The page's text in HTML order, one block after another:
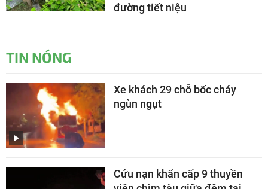
đường tiết niệu
TIN NÓNG
Xe khách 29 chỗ bốc cháy
ngùn ngụt
Cứu nạn khẩn cấp 9 thuyền